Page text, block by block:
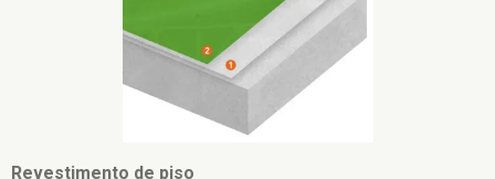
Revestimento de piso